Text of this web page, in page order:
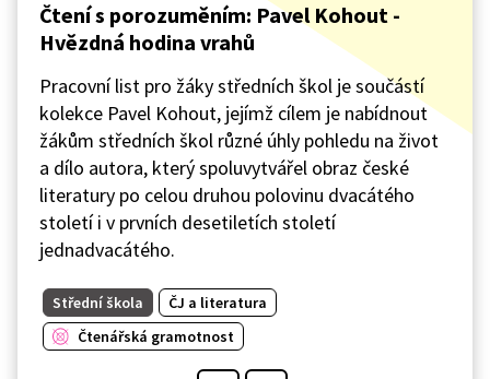
Čtení s porozuměním: Pavel Kohout -
Hvězdná hodina vrahů
Pracovní list pro žáky středních škol je součástí
kolekce Pavel Kohout, jejímž cílem je nabídnout
žákům středních škol různé úhly pohledu na život
a dílo autora, který spoluvytvářel obraz české
literatury po celou druhou polovinu dvacátého
století i v prvních desetiletích století
jednadvacátého.
Střední škola
ČJ a literatura
Čtenářská gramotnost